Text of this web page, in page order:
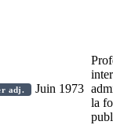
adj. Juin 1973
la